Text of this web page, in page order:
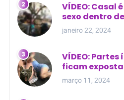
VÍDEO: Casal
sexo dentro
cima de
janeiro 22, 2024
VÍDEO:
ficam
Manaus
março 11, 2024